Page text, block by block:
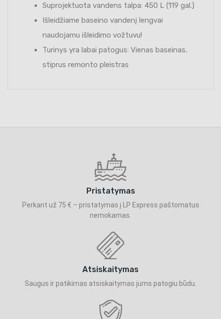
Suprojektuota vandens talpa: 450 L (119 gal.)
Išleidžiame baseino vandenį lengvai
naudojamu išleidimo vožtuvu!
Turinys yra labai patogus: Vienas baseinas,
stiprus remonto pleistras
Pristatymas
Perkant už 75 € – pristatymas į LP Express paštomatus
nemokamas.
Atsiskaitymas
Saugus ir patikimas atsiskaitymas jums patogiu būdu.